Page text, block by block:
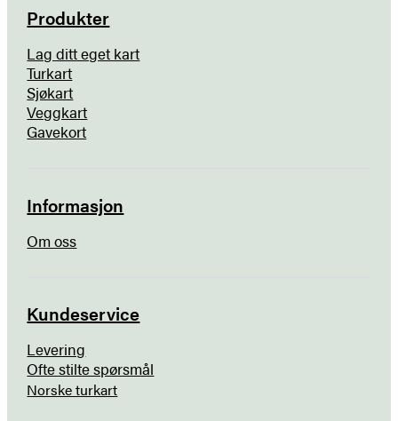
Produkter
Lag ditt eget kart
Turkart
Sjøkart
Veggkart
Gavekort
Informasjon
Om oss
Kundeservice
Levering
Ofte stilte spørsmål
Norske turkart